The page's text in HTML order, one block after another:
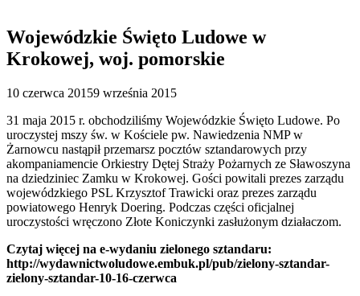
Wojewódzkie Święto Ludowe w
Krokowej, woj. pomorskie
10 czerwca 20159 września 2015
31 maja 2015 r. obchodziliśmy Wojewódzkie Święto Ludowe. Po
uroczystej mszy św. w Kościele pw. Nawiedzenia NMP w
Żarnowcu nastąpił przemarsz pocztów sztandarowych przy
akompaniamencie Orkiestry Dętej Straży Pożarnych ze Sławoszyna
na dziedziniec Zamku w Krokowej. Gości powitali prezes zarządu
wojewódzkiego PSL Krzysztof Trawicki oraz prezes zarządu
powiatowego Henryk Doering. Podczas części oficjalnej
uroczystości wręczono Złote Koniczynki zasłużonym działaczom.
Czytaj więcej na e-wydaniu zielonego sztandaru:
http://wydawnictwoludowe.embuk.pl/pub/zielony-sztandar-
zielony-sztandar-10-16-czerwca